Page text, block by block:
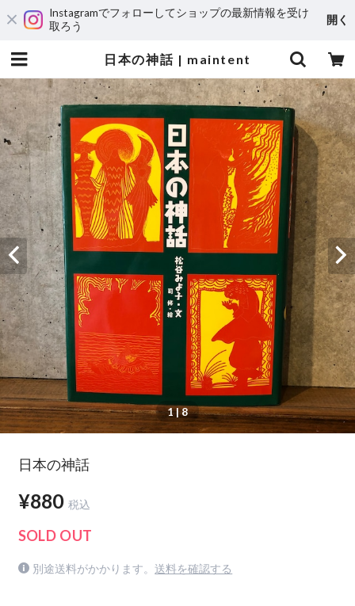
Instagramでフォローしてショップの最新情報を受け
取ろう
開く
日本の神話 | maintent
1| 8
日本の神話
¥880 税込
SOLD OUT
別途送料がかかります。 送料を確認する